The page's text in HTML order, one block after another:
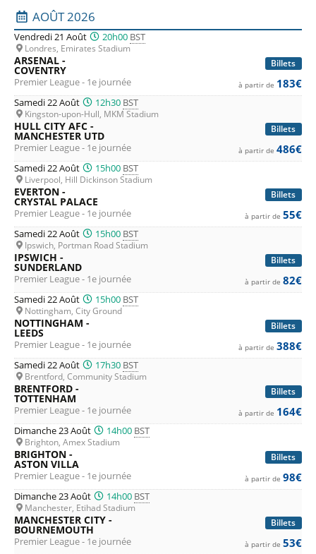
PourCrystal Palace,Brentford
Sunderland
etHull, la
saison pourrait s'avérer être longue et difficile, sauf
surprise. Mais des surprises, tout comme des émotions
fortes, le championnat de Premier League n'est pas le
dernier à en donner, et tout va très vite au Royaume-Uni en
Soyez-en sûrs, le championnat de Premier Leaguesera
riche en buts et en émotions. N’hésitez plus et achetez vos
billets Premier League en ligne pour assister à un match de
football outre Manche dans des stades pleins à craquer et
profitez des ambiances à couper le souffle des stades
anglais. Pour cela, rien de plus simple: profitez de notre
comparateur avant d'acheter et profiter des
pour les billets de Premier League
, championnat de
première division de football en Angleterre.
Liste des prochains matchs : Premier League.
AOÛT 2026
Vendredi 21 Août 20h00 BST
Londres, Emirates Stadium
Billets
ARSENAL -
COVENTRY
Premier League - 1e journée à partir de 183€
Samedi 22 Août 12h30 BST
Kingston-upon-Hull, MKM Stadium
Billets
HULL CITY AFC -
MANCHESTER UTD
Premier League - 1e journée à partir de 486€
Samedi 22 Août 15h00 BST
Liverpool, Hill Dickinson Stadium
Billets
EVERTON -
CRYSTAL PALACE
Premier League - 1e journée à partir de 55€
Samedi 22 Août 15h00 BST
Ipswich, Portman Road Stadium
Billets
IPSWICH -
SUNDERLAND
Premier League - 1e journée à partir de 82€
Samedi 22 Août 15h00 BST
Nottingham, City Ground
Billets
NOTTINGHAM -
LEEDS
Premier League - 1e journée à partir de 388€
Samedi 22 Août 17h30 BST
Brentford, Community Stadium
Billets
BRENTFORD -
TOTTENHAM
Premier League - 1e journée à partir de 164€
Dimanche 23 Août 14h00 BST
Brighton, Amex Stadium
Billets
BRIGHTON -
ASTON VILLA
Premier League - 1e journée à partir de 98€
Dimanche 23 Août 14h00 BST
Manchester, Etihad Stadium
Billets
MANCHESTER CITY -
BOURNEMOUTH
Premier League - 1e journée à partir de 53€